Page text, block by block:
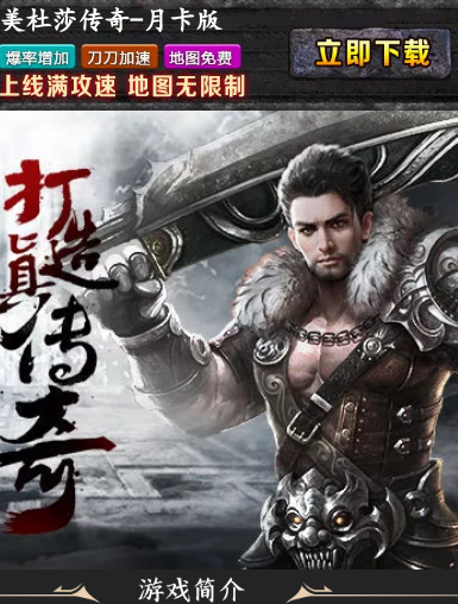
美杜莎传奇-月卡版